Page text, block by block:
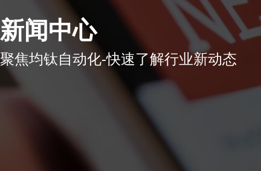
新闻中心
聚焦均钛自动化-快速了解行业新动态